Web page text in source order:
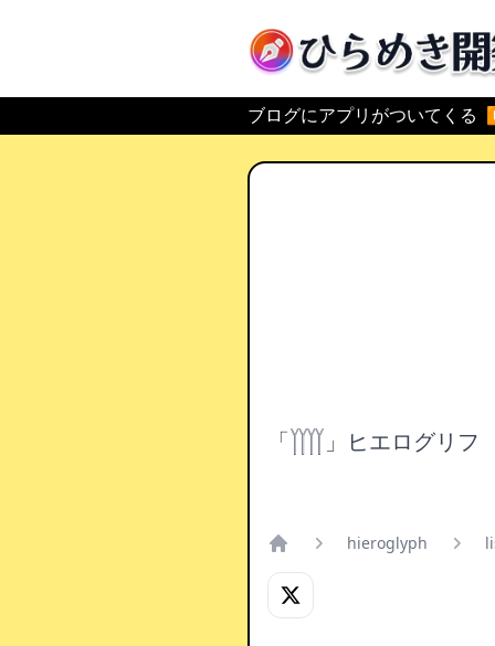
ひらめき開発
ブログにアプリがついてくる
「𓉾」ヒエログリフ
Home
hieroglyph